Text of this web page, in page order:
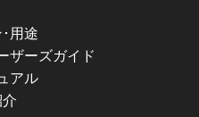
用途
ザーズガイド
アル